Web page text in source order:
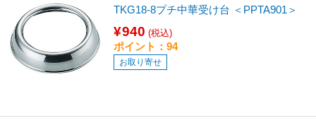
TKG18-8プチ中華受け台 ＜PPTA901＞
¥940 (税込)
ポイント：94
お取り寄せ